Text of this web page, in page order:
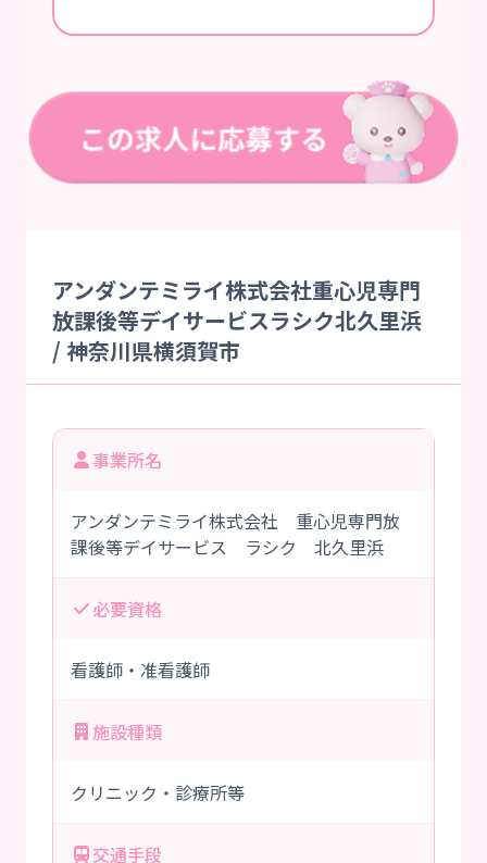
アンダンテミライ株式会社重心児専門
放課後等デイサービスラシク北久里浜
/ 神奈川県横須賀市
事業所名
アンダンテミライ株式会社 重心児専門放
課後等デイサービス ラシク 北久里浜
必要資格
看護師・准看護師
施設種類
クリニック・診療所等
交通手段